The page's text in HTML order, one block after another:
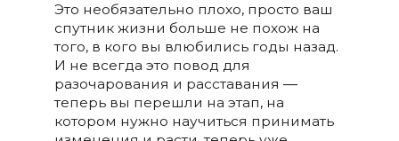
Это необязательно плохо, просто ваш
спутник жизни больше не похож на
того, в кого вы влюбились годы назад.
И не всегда это повод для
разочарования и расставания ―
теперь вы перешли на этап, на
котором нужно научиться принимать